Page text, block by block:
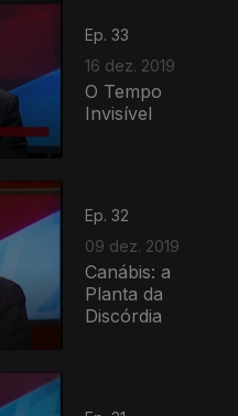
Ep. 33
16 dez. 2019
O Tempo
Invisível
Ep. 32
09 dez. 2019
Canábis: a
Planta da
Discórdia